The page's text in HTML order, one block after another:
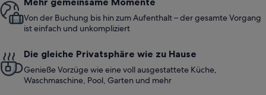
Von der Buchung bis hin zum Aufenthalt – der gesamte Vorgang
ist einfach und unkompliziert
Die gleiche Privatsphäre wie zu Hause
Genieße Vorzüge wie eine voll ausgestattete Küche,
Waschmaschine, Pool, Garten und mehr